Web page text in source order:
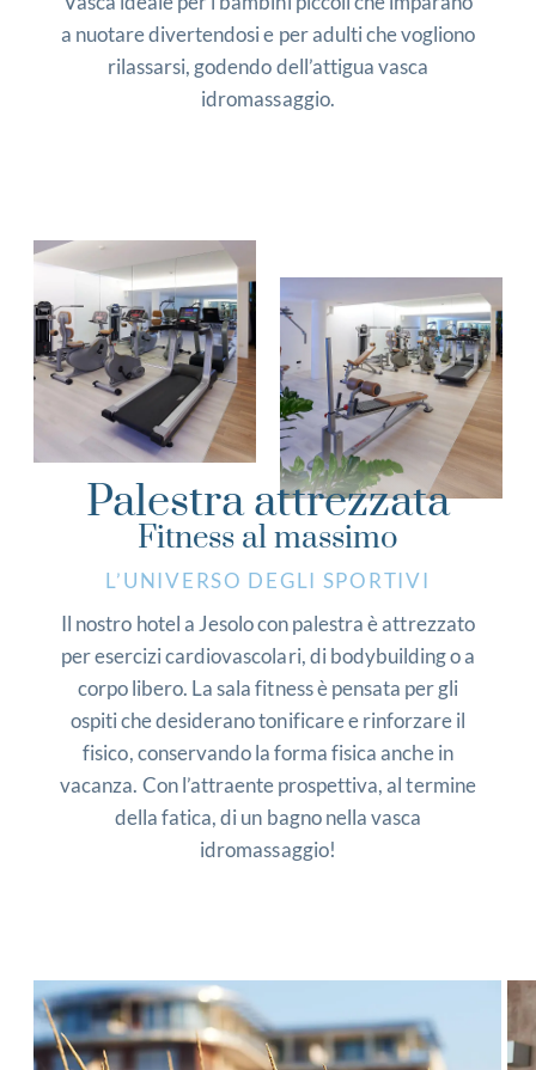
a nuotare divertendosi e per adulti che vogliono
rilassarsi, godendo dell’attigua vasca
idromassaggio.
Palestra attrezzata
Fitness al massimo
L’UNIVERSO DEGLI SPORTIVI
Il nostro hotel a Jesolo con palestra è attrezzato
per esercizi cardiovascolari, di bodybuilding o a
corpo libero. La sala fitness è pensata per gli
ospiti che desiderano tonificare e rinforzare il
fisico, conservando la forma fisica anche in
vacanza. Con l’attraente prospettiva, al termine
della fatica, di un bagno nella vasca
idromassaggio!